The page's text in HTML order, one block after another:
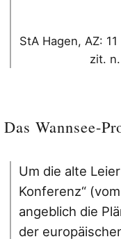
StA Hagen, AZ:
zit.
Das Wannsee-
Um die alte
Konferenz“
angeblich die
der